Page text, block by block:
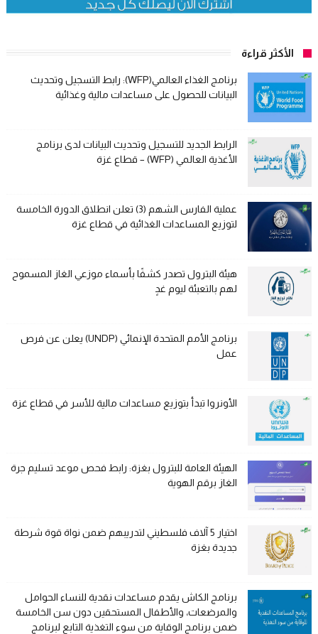
الأكثر قراءة
برنامج الغذاء العالمي(WFP): رابط التسجيل وتحديث
البيانات للحصول على مساعدات مالية وغذائية
الرابط الجديد للتسجيل وتحديث البيانات لدى برنامج
الأغذية العالمي (WFP) – قطاع غزة
عملية الفارس الشهم (3) تعلن انطلاق الدورة الخامسة
لتوزيع المساعدات الغذائية في قطاع غزة
هيئة البترول تصدر كشفًا بأسماء موزعي الغاز المسموح
لهم بالتعبئة ليوم غدٍ
برنامج الأمم المتحدة الإنمائي (UNDP) يعلن عن فرص
عمل
الأونروا تبدأ بتوزيع مساعدات مالية للأسر في قطاع غزة
الهيئة العامة للبترول بغزة: رابط فحص موعد تسليم جرة
الغاز برقم الهوية
اختيار 5 آلاف فلسطيني لتدريبهم ضمن نواة قوة شرطة
جديدة بغزة
برنامج الكاش يقدم مساعدات نقدية للنساء الحوامل
والمرضعات، والأطفال المستحقين دون سن الخامسة
ضمن برنامج الوقاية من سوء التغذية التابع لبرنامج